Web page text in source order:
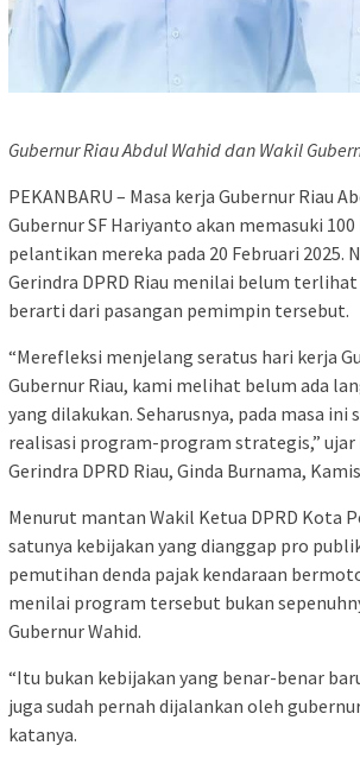
Gubernur Riau Abdul Wahid dan Wakil
PEKANBARU – Masa kerja Gubernur Riau
Gubernur SF Hariyanto akan memasuki
pelantikan mereka pada 20 Februari 2025.
Gerindra DPRD Riau menilai belum
berarti dari pasangan pemimpin tersebut.
“Merefleksi menjelang seratus hari kerja
Gubernur Riau, kami melihat belum ada
yang dilakukan. Seharusnya, pada masa
realisasi program-program strategis,” ujar
Gerindra DPRD Riau, Ginda Burnama,
Menurut mantan Wakil Ketua DPRD Kota
satunya kebijakan yang dianggap pro
pemutihan denda pajak kendaraan
menilai program tersebut bukan
Gubernur Wahid.
“Itu bukan kebijakan yang benar-benar
juga sudah pernah dijalankan oleh
katanya.